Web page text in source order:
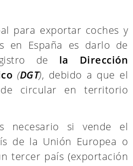
para exportar coches y
en España es darlo de
dela Dirección General
, debido a que el vehículo
territorio Español.
necesario si vende el
de la Unión Europea o si
país (exportación a
Unido, EE.UU, etc.)